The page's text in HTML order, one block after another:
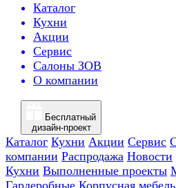
Каталог
Кухни
Акции
Сервис
Салоны ЗОВ
О компании
Бесплатный
дизайн-проект
Каталог Кухни Акции Сервис
компании Распродажа Новости
Кухни Выполненные проекты
Гардеробные Корпусная мебель